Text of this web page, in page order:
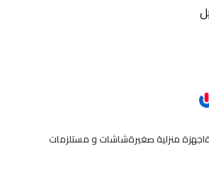
اجهزة منزلية صغيرةشاشات و مستلزمات